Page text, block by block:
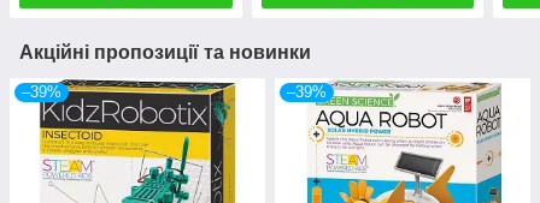
Акційні пропозиції та новинки
–39% –39%